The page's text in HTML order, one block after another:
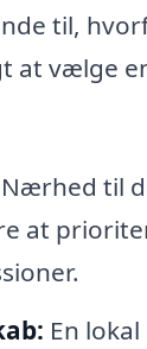
til,
at vælge
Nærhed til
at
En